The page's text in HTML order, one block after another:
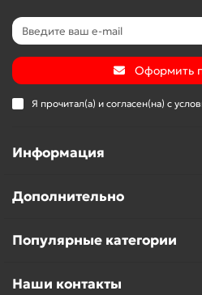
Оформить
Я прочитал(а) и согласен(на) с
Информация
Дополнительно
Популярные категории
Наши контакты